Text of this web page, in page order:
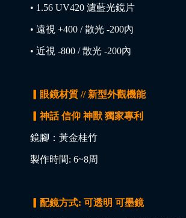
• 1.56 UV420 濾藍光鏡片
• 遠視 +400 / 散光 -200內
• 近視 -800 / 散光 -200內
▎眼鏡材質 // 新型外觀機能
▎神話 信仰 神獸 獨家專利
鏡腳：黃金桂竹
製作時間: 6~8周
▎配鏡方式: 可透明 可墨鏡